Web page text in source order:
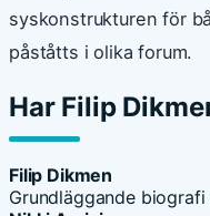
syskonstrukturen för
påståtts i olika forum.
Har Filip
Filip Dikmen
Grundläggande